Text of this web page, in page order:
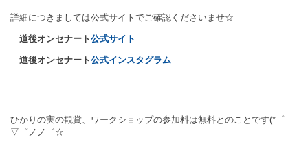
詳細につきましては公式サイトでご確認くださいませ☆
道後オンセナート公式サイト
道後オンセナート公式インスタグラム
ひかりの実の観賞、ワークショップの参加料は無料とのことです(*゜
▽゜ノノ゛☆